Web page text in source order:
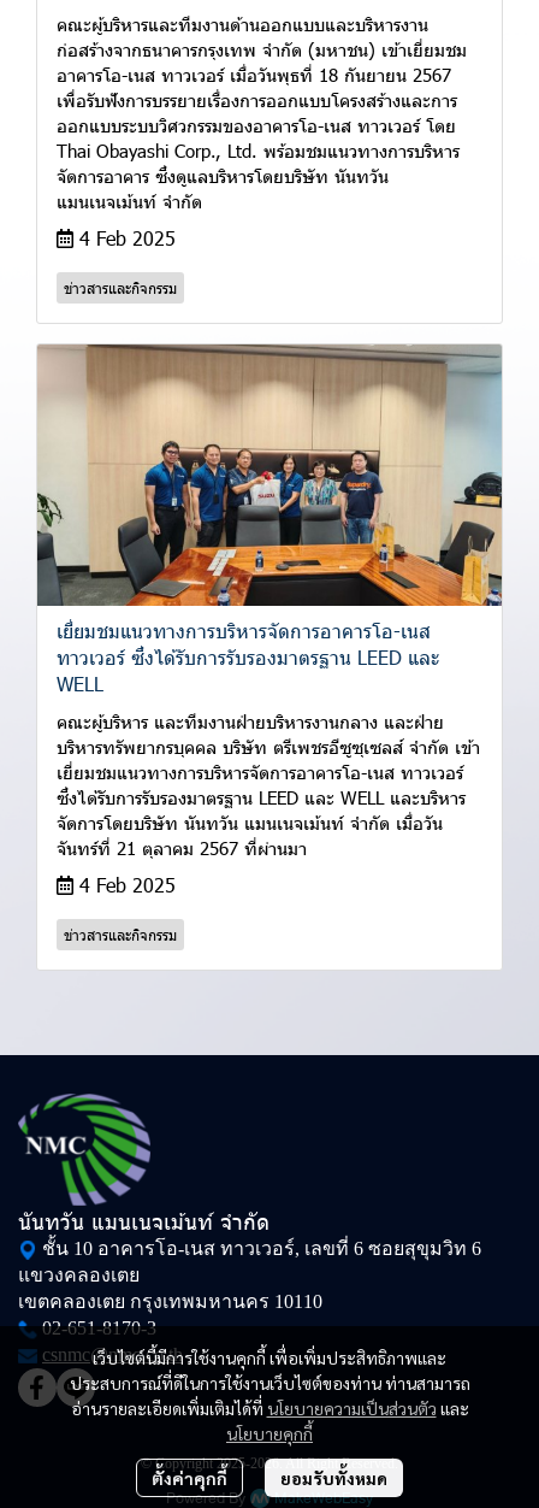
คณะผู้บริหารและทีมงานด้านออกแบบและบริหารงาน
ก่อสร้างจากธนาคารกรุงเทพ จำกัด (มหาชน) เข้าเยี่ยมชม
อาคารโอ-เนส ทาวเวอร์ เมื่อวันพุธที่ 18 กันยายน 2567
เพื่อรับฟังการบรรยายเรื่องการออกแบบโครงสร้างและการ
ออกแบบระบบวิศวกรรมของอาคารโอ-เนส ทาวเวอร์ โดย
Thai Obayashi Corp., Ltd. พร้อมชมแนวทางการบริหาร
จัดการอาคาร ซึ่งดูแลบริหารโดยบริษัท นันทวัน
แมนเนจเม้นท์ จำกัด
4 Feb 2025
ข่าวสารและกิจกรรม
เยี่ยมชมแนวทางการบริหารจัดการอาคารโอ-เนส
ทาวเวอร์ ซึ่งได้รับการรับรองมาตรฐาน LEED และ
WELL
คณะผู้บริหาร และทีมงานฝ่ายบริหารงานกลาง และฝ่าย
บริหารทรัพยากรบุคคล บริษัท ตรีเพชรอีซูซุเซลส์ จำกัด เข้า
เยี่ยมชมแนวทางการบริหารจัดการอาคารโอ-เนส ทาวเวอร์
ซึ่งได้รับการรับรองมาตรฐาน LEED และ WELL และบริหาร
จัดการโดยบริษัท นันทวัน แมนเนจเม้นท์ จำกัด เมื่อวัน
จันทร์ที่ 21 ตุลาคม 2567 ที่ผ่านมา
4 Feb 2025
ข่าวสารและกิจกรรม
เว็บไซต์นี้มีการใช้งานคุกกี้ เพื่อเพิ่มประสิทธิภาพและ
ประสบการณ์ที่ดีในการใช้งานเว็บไซต์ของท่าน ท่านสามารถ
อ่านรายละเอียดเพิ่มเติมได้ที่ นโยบายความเป็นส่วนตัว และ
นโยบายคุกกี้
ตั้งค่าคุกกี้ ยอมรับทั้งหมด
นันทวัน แมนเนจเม้นท์ จำกัด
ชั้น 10 อาคารโอ-เนส ทาวเวอร์, เลขที่ 6 ซอยสุขุมวิท 6
แขวงคลองเตย
เขตคลองเตย กรุงเทพมหานคร 10110
02-651-8170-3
csnmc@nmc.co.th
© Copyright 2025-2026. All Right Reserved.
Powered By MakeWebEasy